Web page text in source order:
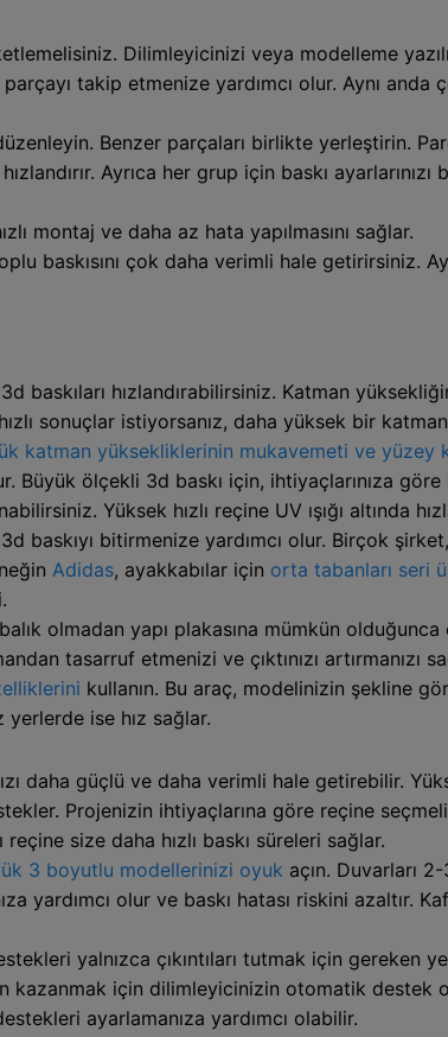
Dilimleyicinizi veya modelleme
takip etmenize yardımcı olur. Aynı anda
Benzer parçaları birlikte yerleştirin.
Ayrıca her grup için baskı
montaj ve daha az hata yapılmasını sağlar.
baskısını çok daha verimli hale getirirsiniz.
baskıları hızlandırabilirsiniz. Katman
sonuçlar istiyorsanız, daha yüksek bir
katman yüksekliklerinin mukavemeti ve yüzey
ölçekli 3d baskı için, ihtiyaçlarınıza göre
Yüksek hızlı reçine UV ışığı altında
bitirmenize yardımcı olur. Birçok şirket,
Adidas, ayakkabılar için orta tabanları seri
olmadan yapı plakasına mümkün
tasarruf etmenizi ve çıktınızı artırmanızı
kullanın. Bu araç, modelinizin şekline
yerlerde ise hız sağlar.
daha güçlü ve daha verimli hale getirebilir.
Projenizin ihtiyaçlarına göre reçine
size daha hızlı baskı süreleri sağlar.
3 boyutlu modellerinizi oyuk açın. Duvarları
yardımcı olur ve baskı hatası riskini azaltır.
yalnızca çıkıntıları tutmak için gereken
kazanmak için dilimleyicinizin otomatik destek
ayarlamanıza yardımcı olabilir.